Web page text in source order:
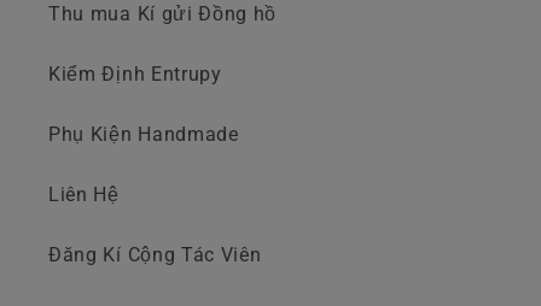
Thu mua Kí gửi Đồng hồ
Kiểm Định Entrupy
Phụ Kiện Handmade
Liên Hệ
Đăng Kí Cộng Tác Viên